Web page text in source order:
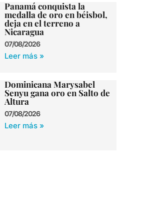
Panamá conquista la
medalla de oro en béisbol,
deja en el terreno a
Nicaragua
07/08/2026
Leer más »
Dominicana Marysabel
Senyu gana oro en Salto de
Altura
07/08/2026
Leer más »